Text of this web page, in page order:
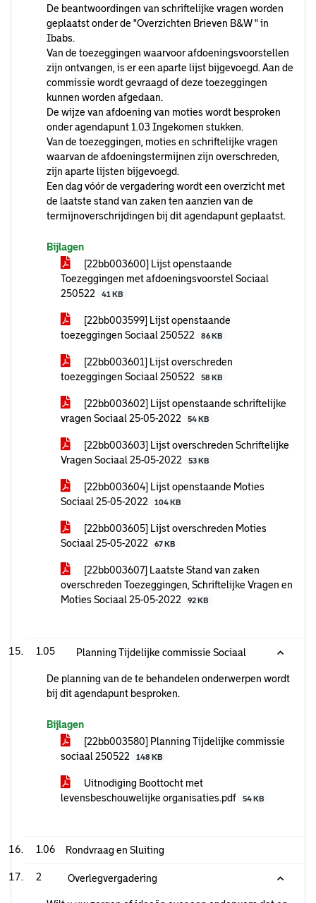
De beantwoordingen van schriftelijke vragen worden
geplaatst onder de "Overzichten Brieven B&W " in
Ibabs.
Van de toezeggingen waarvoor afdoeningsvoorstellen
zijn ontvangen, is er een aparte lijst bijgevoegd. Aan de
commissie wordt gevraagd of deze toezeggingen
kunnen worden afgedaan.
De wijze van afdoening van moties wordt besproken
onder agendapunt 1.03 Ingekomen stukken.
Van de toezeggingen, moties en schriftelijke vragen
waarvan de afdoeningstermijnen zijn overschreden,
zijn aparte lijsten bijgevoegd.
Een dag vóór de vergadering wordt een overzicht met
de laatste stand van zaken ten aanzien van de
termijnoverschrijdingen bij dit agendapunt geplaatst.
Bijlagen
[22bb003600] Lijst openstaande
Toezeggingen met afdoeningsvoorstel Sociaal
250522
41 KB
[22bb003599] Lijst openstaande
toezeggingen Sociaal 250522
86 KB
[22bb003601] Lijst overschreden
toezeggingen Sociaal 250522
58 KB
[22bb003602] Lijst openstaande schriftelijke
vragen Sociaal 25-05-2022
54 KB
[22bb003603] Lijst overschreden Schriftelijke
Vragen Sociaal 25-05-2022
53 KB
[22bb003604] Lijst openstaande Moties
Sociaal 25-05-2022
104 KB
[22bb003605] Lijst overschreden Moties
Sociaal 25-05-2022
67 KB
[22bb003607] Laatste Stand van zaken
overschreden Toezeggingen, Schriftelijke Vragen en
Moties Sociaal 25-05-2022
92 KB
1.05 Planning Tijdelijke commissie Sociaal
De planning van de te behandelen onderwerpen wordt
bij dit agendapunt besproken.
Bijlagen
[22bb003580] Planning Tijdelijke commissie
sociaal 250522
148 KB
Uitnodiging Boottocht met
levensbeschouwelijke organisaties.pdf
54 KB
1.06 Rondvraag en Sluiting
2 Overlegvergadering